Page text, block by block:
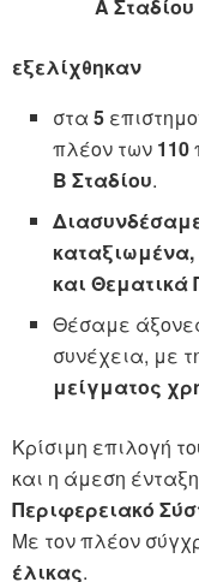
Α Σταδίου
εξελίχθηκαν
στα5
πλέον των 110
Β Σταδίου.
και Θεματικά
Θέσαμε
συνέχεια, με
μείγματος
Κρίσιμη επιλογή
και η άμεση
Περιφερειακό
Με τον πλέον
έλικας.